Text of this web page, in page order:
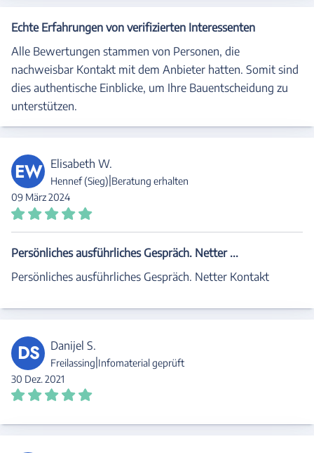
Echte Erfahrungen von verifizierten Interessenten
Alle Bewertungen stammen von Personen, die
nachweisbar Kontakt mit dem Anbieter hatten. Somit sind
dies authentische Einblicke, um Ihre Bauentscheidung zu
unterstützen.
EW Elisabeth W.
Hennef (Sieg) Beratung erhalten
09 März 2024
Persönliches ausführliches Gespräch. Netter ...
Persönliches ausführliches Gespräch. Netter Kontakt
DS Danijel S.
Freilassing|Infomaterial geprüft
30 Dez. 2021